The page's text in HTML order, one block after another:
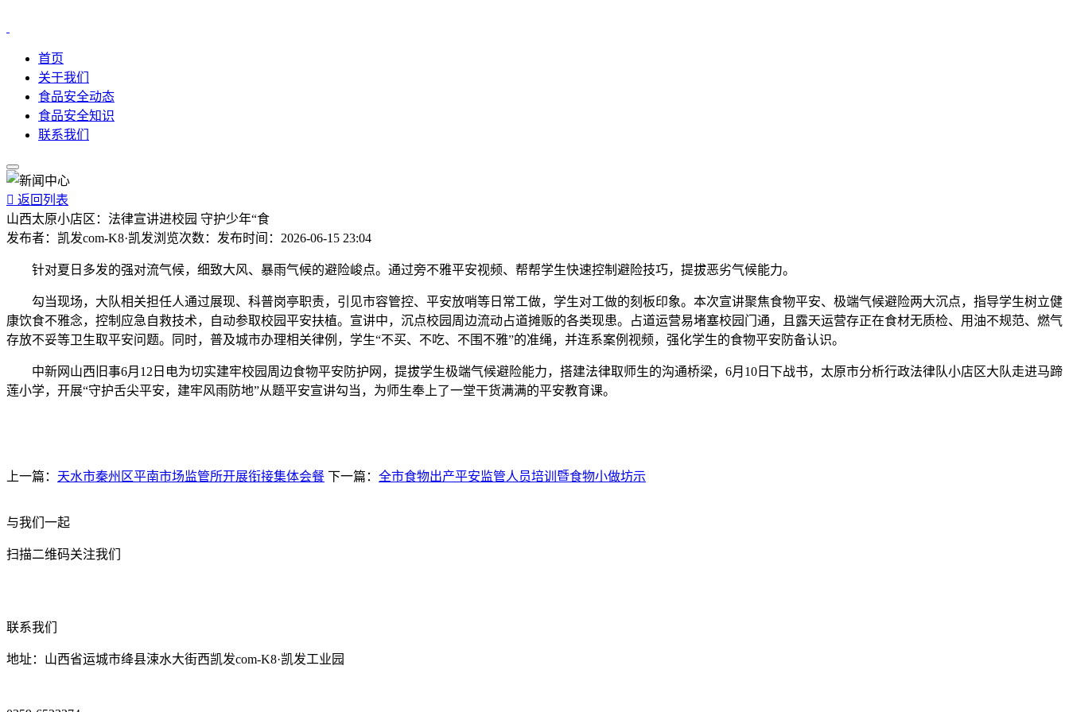
首页
关于我们
食品安全动态
食品安全知识
联系我们
 返回列表
山西太原小店区：法律宣讲进校园 守护少年“食
发布者： 凯发com-K8·凯发浏览次数： 发布时间： 2026-06-15 23:04
针对夏日多发的强对流气候，细致大风、暴雨气候的避险峻点。通过旁不雅平安视频、帮帮学生快速控制避险技巧，提拔恶劣气候能力。
勾当现场，大队相关担任人通过展现、科普岗亭职责，引见市容管控、平安放哨等日常工做，学生对工做的刻板印象。本次宣讲聚焦食物平安、极端气候避险两大沉点，指导学生树立健
康饮食不雅念，控制应急自救技术，自动参取校园平安扶植。宣讲中，沉点校园周边流动占道摊贩的各类现患。占道运营易堵塞校园门通，且露天运营存正在食材无质检、用油不规范、燃气
存放不妥等卫生取平安问题。同时，普及城市办理相关律例，学生“不买、不吃、不围不雅”的准绳，并连系案例视频，强化学生的食物平安防备认识。
中新网山西旧事6月12日电为切实建牢校园周边食物平安防护网，提拔学生极端气候避险能力，搭建法律取师生的沟通桥梁，6月10日下战书，太原市分析行政法律队小店区大队走进马蹄
莲小学，开展“守护舌尖平安，建牢风雨防地”从题平安宣讲勾当，为师生奉上了一堂干货满满的平安教育课。
上一篇： 天水市秦州区平南市场监管所开展衔接集体会餐 下一篇： 全市食物出产平安监管人员培训暨食物小做坊示
与我们一起
扫描二维码关注我们
联系我们
地址：山西省运城市绛县涑水大街西凯发com-K8·凯发工业园